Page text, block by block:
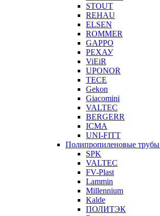
STOUT
REHAU
ELSEN
ROMMER
GAPPO
РЕХАУ
ViEiR
UPONOR
TECE
Gekon
Giacomini
VALTEC
BERGERR
ICMA
UNI-FITT
Полипропиленовые трубы
SPK
VALTEC
FV-Plast
Lammin
Millennium
Kalde
ПОЛИТЭК